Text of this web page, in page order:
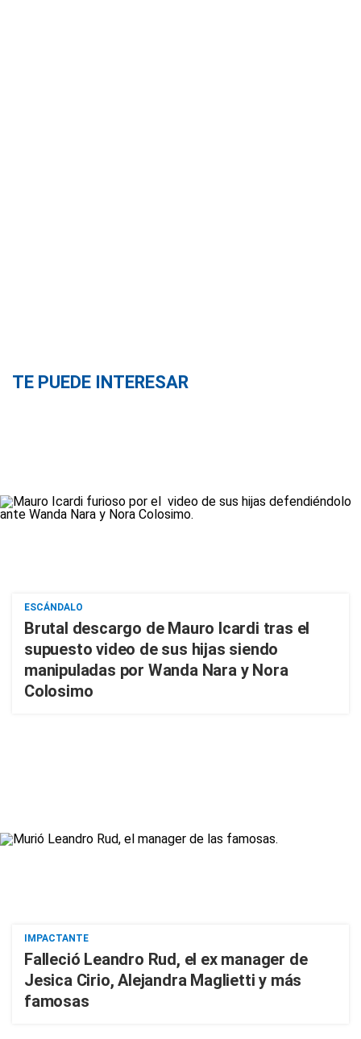
TE PUEDE INTERESAR
ESCÁNDALO
Brutal descargo de Mauro Icardi tras el
supuesto video de sus hijas siendo
manipuladas por Wanda Nara y Nora
Colosimo
IMPACTANTE
Falleció Leandro Rud, el ex manager de
Jesica Cirio, Alejandra Maglietti y más
famosas